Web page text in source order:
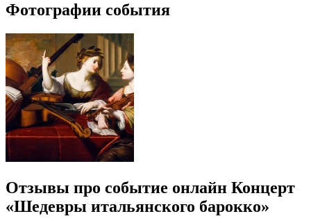
Фотографии события
Отзывы про событие онлайн Концерт
«Шедевры итальянского барокко»